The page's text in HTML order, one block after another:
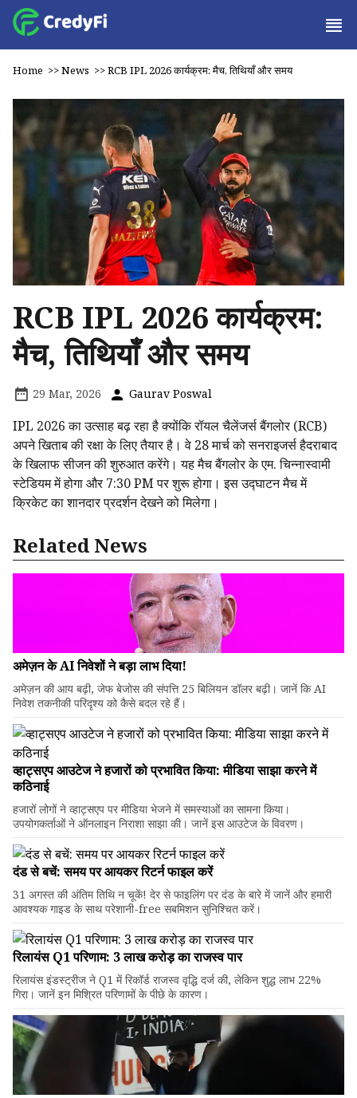
Home >>News >>RCB IPL 2026 कार्यक्रम: मैच, तिथियाँ और समय
RCB IPL 2026 कार्यक्रम:
मैच, तिथियाँ और समय
29 Mar, 2026 Gaurav Poswal
IPL 2026 का उत्साह बढ़ रहा है क्योंकि रॉयल चैलेंजर्स बैंगलोर (RCB)
अपने खिताब की रक्षा के लिए तैयार है। वे 28 मार्च को सनराइजर्स हैदराबाद
के खिलाफ सीजन की शुरुआत करेंगे। यह मैच बैंगलोर के एम. चिन्नास्वामी
स्टेडियम में होगा और 7:30 PM पर शुरू होगा। इस उद्घाटन मैच में
क्रिकेट का शानदार प्रदर्शन देखने को मिलेगा।
Related News
अमेज़न के AI निवेशों ने बड़ा लाभ दिया!
अमेज़न की आय बढ़ी, जेफ बेजोस की संपत्ति 25 बिलियन डॉलर बढ़ी। जानें कि AI
निवेश तकनीकी परिदृश्य को कैसे बदल रहे हैं।
व्हाट्सएप आउटेज ने हजारों को प्रभावित किया: मीडिया साझा करने में
कठिनाई
हजारों लोगों ने व्हाट्सएप पर मीडिया भेजने में समस्याओं का सामना किया।
उपयोगकर्ताओं ने ऑनलाइन निराशा साझा की। जानें इस आउटेज के विवरण।
दंड से बचें: समय पर आयकर रिटर्न फाइल करें
31 अगस्त की अंतिम तिथि न चूकें! देर से फाइलिंग पर दंड के बारे में जानें और हमारी
आवश्यक गाइड के साथ परेशानी-free सबमिशन सुनिश्चित करें।
रिलायंस Q1 परिणाम: ₹3 लाख करोड़ का राजस्व पार
रिलायंस इंडस्ट्रीज ने Q1 में रिकॉर्ड राजस्व वृद्धि दर्ज की, लेकिन शुद्ध लाभ 22%
गिरा। जानें इन मिश्रित परिणामों के पीछे के कारण।